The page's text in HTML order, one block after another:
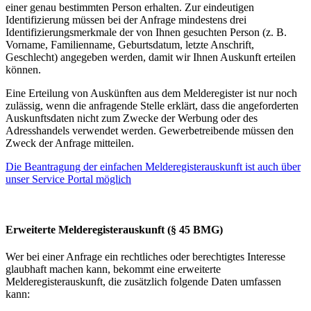
einer genau bestimmten Person erhalten. Zur eindeutigen
Identifizierung müssen bei der Anfrage mindestens drei
Identifizierungsmerkmale der von Ihnen gesuchten Person (z. B.
Vorname, Familienname, Geburtsdatum, letzte Anschrift,
Geschlecht) angegeben werden, damit wir Ihnen Auskunft erteilen
können.
Eine Erteilung von Auskünften aus dem Melderegister ist nur noch
zulässig, wenn die anfragende Stelle erklärt, dass die angeforderten
Auskunftsdaten nicht zum Zwecke der Werbung oder des
Adresshandels verwendet werden. Gewerbetreibende müssen den
Zweck der Anfrage mitteilen.
Die Beantragung der einfachen Melderegisterauskunft ist auch über
unser Service Portal möglich
Erweiterte Melderegisterauskunft (§ 45 BMG)
Wer bei einer Anfrage ein rechtliches oder berechtigtes Interesse
glaubhaft machen kann, bekommt eine erweiterte
Melderegisterauskunft, die zusätzlich folgende Daten umfassen
kann: